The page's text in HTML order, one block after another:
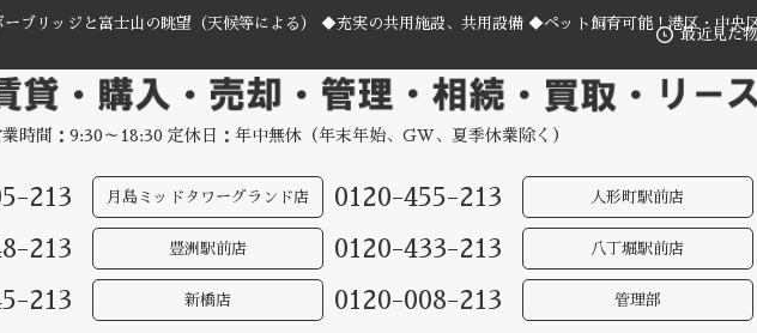
ブリッジと富士山の眺望（天候等による） ◆充実の共用施設、共用設備 ◆ペット飼育可能！港区・中央
最近見た
時間：9:30～18:30 定休日：年中無休（年末年始、GW、夏季休業除く）
213 月島ミッドタワーグランド店 0120-455-213 人形町駅前店
213 豊洲駅前店 0120-433-213 八丁堀駅前店
213 新橋店 0120-008-213 管理部